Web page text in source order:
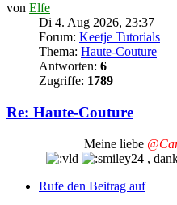
von Elfe
Di 4. Aug 2026, 23:37
Forum: Keetje Tutorials
Thema: Haute-Couture
Antworten: 6
Zugriffe: 1789
Re: Haute-Couture
Meine liebe
,
Rufe den Beitrag auf